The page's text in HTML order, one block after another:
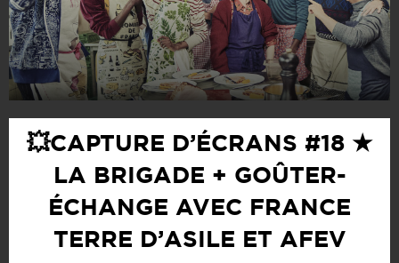
PRATIQUE
ÉDUCATION AUX IMAGES
💥CAPTURE D’ÉCRANS #18 ★
LA BRIGADE + GOÛTER-
ÉCHANGE AVEC FRANCE
TERRE D’ASILE ET AFEV